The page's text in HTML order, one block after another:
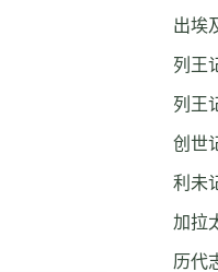
出埃
列王
列王
创世
利未
加拉
历代